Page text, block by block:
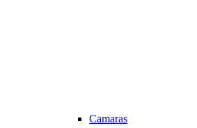
Camaras